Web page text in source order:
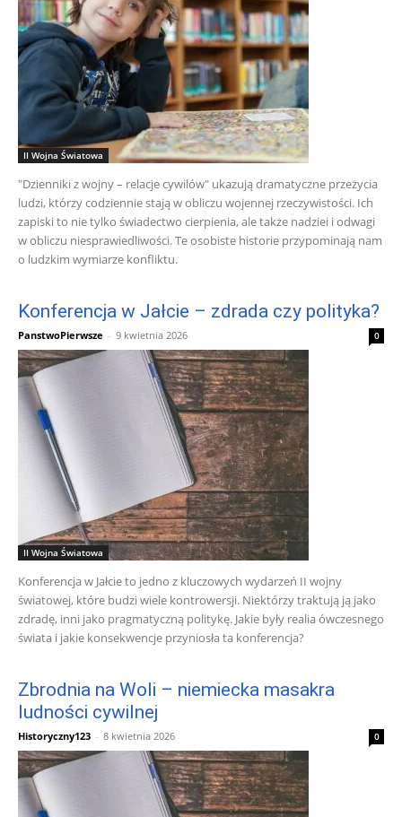
II Wojna Światowa
"Dzienniki z wojny – relacje cywilów" ukazują dramatyczne przeżycia
ludzi, którzy codziennie stają w obliczu wojennej rzeczywistości. Ich
zapiski to nie tylko świadectwo cierpienia, ale także nadziei i odwagi
w obliczu niesprawiedliwości. Te osobiste historie przypominają nam
o ludzkim wymiarze konfliktu.
Konferencja w Jałcie – zdrada czy polityka?
PanstwoPierwsze - 9 kwietnia 2026 0
II Wojna Światowa
Konferencja w Jałcie to jedno z kluczowych wydarzeń II wojny
światowej, które budzi wiele kontrowersji. Niektórzy traktują ją jako
zdradę, inni jako pragmatyczną politykę. Jakie były realia ówczesnego
świata i jakie konsekwencje przyniosła ta konferencja?
Zbrodnia na Woli – niemiecka masakra
ludności cywilnej
Historyczny123 - 8 kwietnia 2026 0